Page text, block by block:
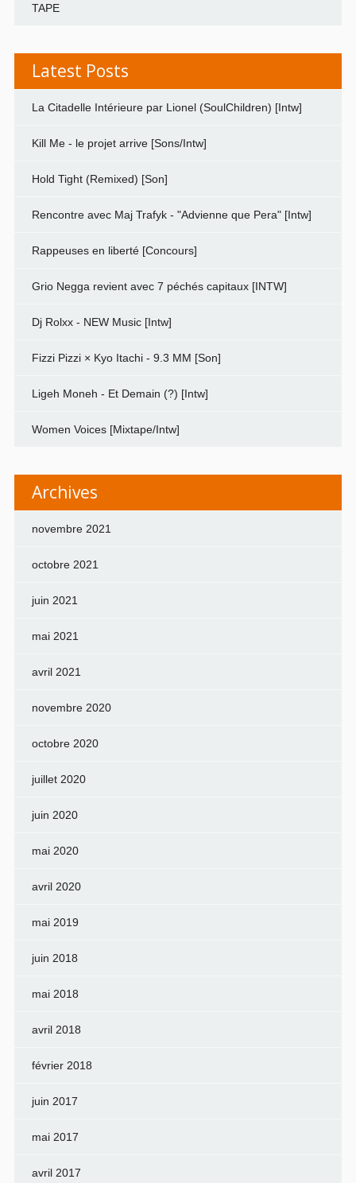
TAPE
Latest Posts
La Citadelle Intérieure par Lionel (SoulChildren) [Intw]
Kill Me - le projet arrive [Sons/Intw]
Hold Tight (Remixed) [Son]
Rencontre avec Maj Trafyk - "Advienne que Pera" [Intw]
Rappeuses en liberté [Concours]
Grio Negga revient avec 7 péchés capitaux [INTW]
Dj Rolxx - NEW Music [Intw]
Fizzi Pizzi × Kyo Itachi - 9.3 MM [Son]
Ligeh Moneh - Et Demain (?) [Intw]
Women Voices [Mixtape/Intw]
Archives
novembre 2021
octobre 2021
juin 2021
mai 2021
avril 2021
novembre 2020
octobre 2020
juillet 2020
juin 2020
mai 2020
avril 2020
mai 2019
juin 2018
mai 2018
avril 2018
février 2018
juin 2017
mai 2017
avril 2017